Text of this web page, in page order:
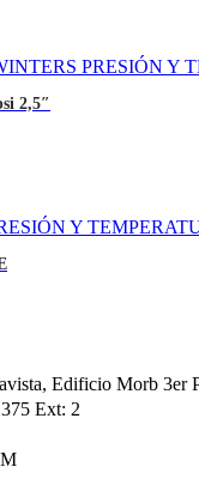
PRESIÓN Y
2,5″
Y
Edificio Morb 3er
Ext: 2